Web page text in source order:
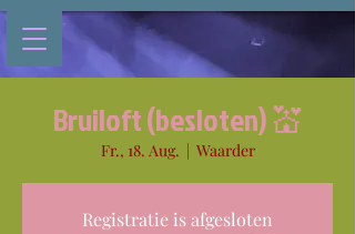
Bruiloft (besloten) 💒
Fr., 18. Aug.
  |
Waarder
Registratie is afgesloten